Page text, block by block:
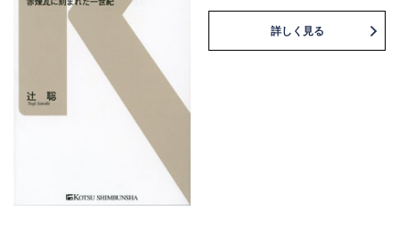
詳しく見る